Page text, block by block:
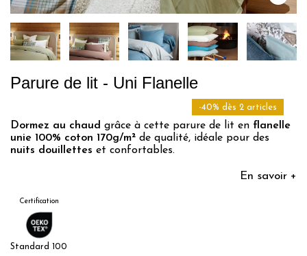
Parure de lit - Uni Flanelle
-40% dès 2 articles
Dormez au chaud grâce à cette parure de lit en flanelle
unie 100% coton 170g/m² de qualité, idéale pour des
nuits douillettes et confortables.
En savoir +
Certification
Standard 100